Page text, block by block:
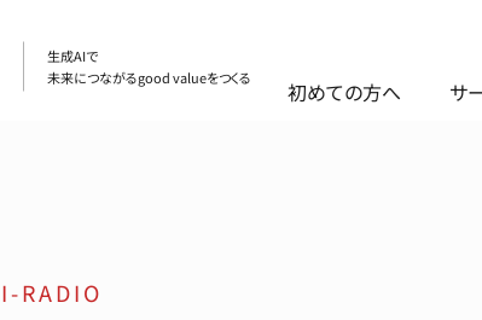
生成AIで
未来につながるgood valueをつくる
初めての方へ サ
RADIO